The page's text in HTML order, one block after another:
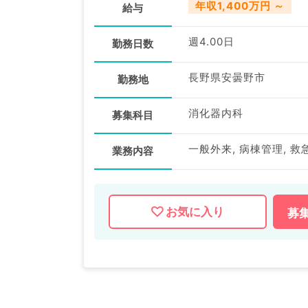
給与 年収1,400万円 ～
勤務日数 週4.00日
勤務地 長野県安曇野市
募集科目 消化器内科
業務内容
お気に入り 募